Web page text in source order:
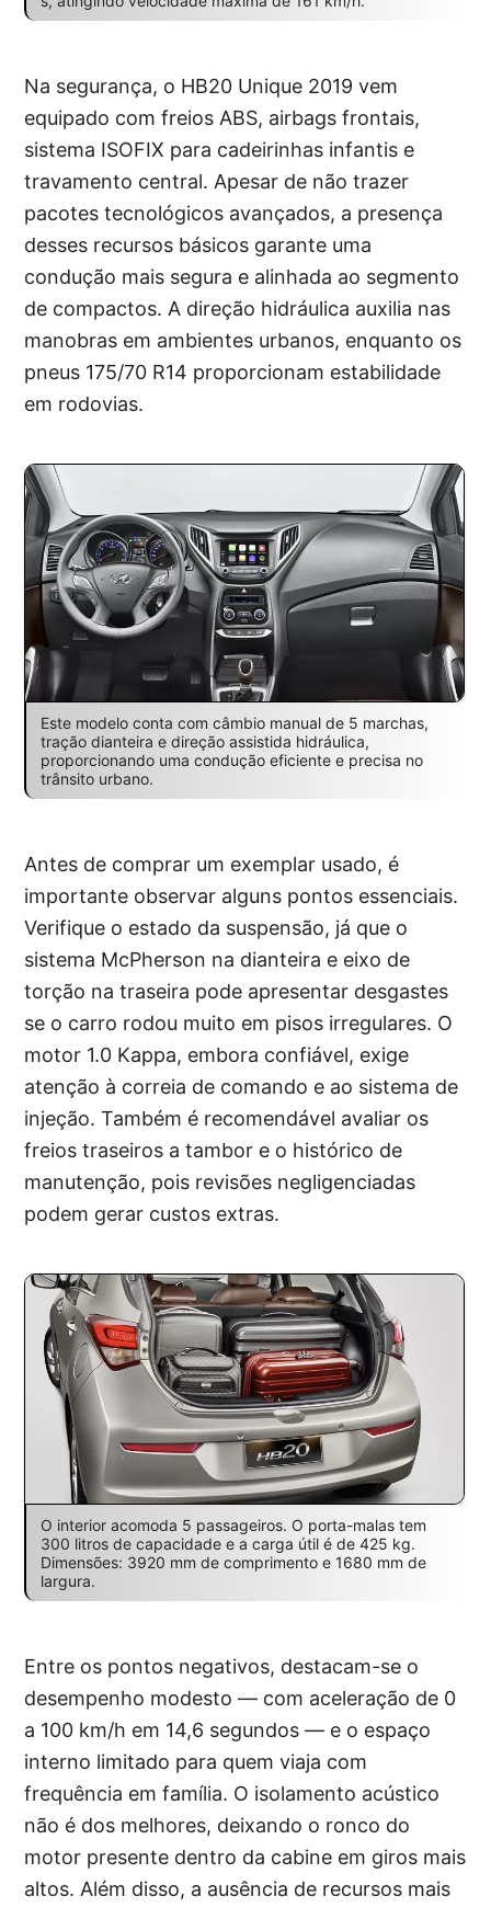
Na segurança, o HB20 Unique 2019 vem
equipado com freios ABS, airbags frontais,
sistema ISOFIX para cadeirinhas infantis e
travamento central. Apesar de não trazer
pacotes tecnológicos avançados, a presença
desses recursos básicos garante uma
condução mais segura e alinhada ao segmento
de compactos. A direção hidráulica auxilia nas
manobras em ambientes urbanos, enquanto os
pneus 175/70 R14 proporcionam estabilidade
em rodovias.
Este modelo conta com câmbio manual de 5 marchas,
tração dianteira e direção assistida hidráulica,
proporcionando uma condução eficiente e precisa no
trânsito urbano.
Antes de comprar um exemplar usado, é
importante observar alguns pontos essenciais.
Verifique o estado da suspensão, já que o
sistema McPherson na dianteira e eixo de
torção na traseira pode apresentar desgastes
se o carro rodou muito em pisos irregulares. O
motor 1.0 Kappa, embora confiável, exige
atenção à correia de comando e ao sistema de
injeção. Também é recomendável avaliar os
freios traseiros a tambor e o histórico de
manutenção, pois revisões negligenciadas
podem gerar custos extras.
O interior acomoda 5 passageiros. O porta-malas tem
300 litros de capacidade e a carga útil é de 425 kg.
Dimensões: 3920 mm de comprimento e 1680 mm de
largura.
Entre os pontos negativos, destacam-se o
desempenho modesto — com aceleração de 0
a 100 km/h em 14,6 segundos — e o espaço
interno limitado para quem viaja com
frequência em família. O isolamento acústico
não é dos melhores, deixando o ronco do
motor presente dentro da cabine em giros mais
altos. Além disso, a ausência de recursos mais